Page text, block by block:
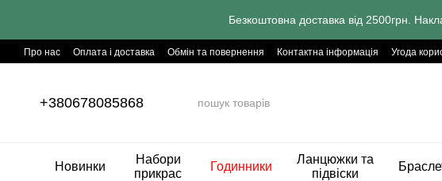
Безкоштовна доставка від 2500грн.
Про нас Оплата і доставка Обмін та повернення Контактна інформація Угода
+380678085868
Новинки
Набори
прикрас
Годинники
Ланцюжки та
підвіски